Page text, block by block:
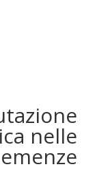
nelle